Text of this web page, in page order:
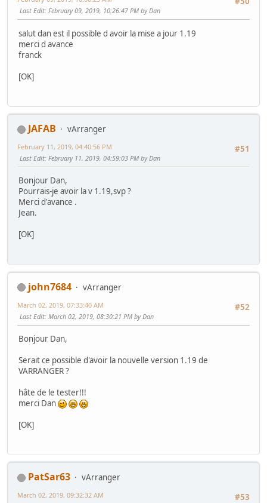
Last Edit: February 09, 2019, 10:26:47 PM by Dan
salut dan est il possible d avoir la mise a jour 1.19
merci d avance
franck
[OK]
JAFAB
vArranger
#51
February 11, 2019, 04:40:56 PM
Last Edit: February 11, 2019, 04:59:03 PM by Dan
Bonjour Dan,
Pourrais-je avoir la v 1.19,svp ?
Merci d'avance .
Jean.
[OK]
john7684
vArranger
#52
March 02, 2019, 07:33:40 AM
Last Edit: March 02, 2019, 08:30:21 PM by Dan
Bonjour Dan,
Serait ce possible d'avoir la nouvelle version 1.19 de
VARRANGER ?
hâte de le tester!!!
merci Dan
[OK]
PatSar63
vArranger
#53
March 02, 2019, 09:32:32 AM